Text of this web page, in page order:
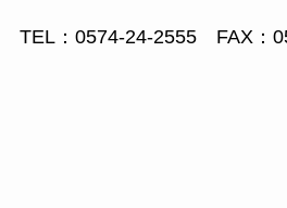
TEL：0574-24-2555 FAX：